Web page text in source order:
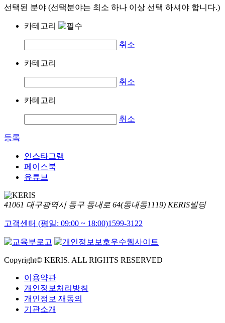
선택된 분야 (선택분야는 최소 하나 이상 선택 하셔야 합니다.)
카테고리
취소
카테고리
취소
카테고리
취소
등록
인스타그램
페이스북
유튜브
41061 대구광역시 동구 동내로 64(동내동1119) KERIS빌딩
고객센터 (평일: 09:00 ~ 18:00)1599-3122
Copyright© KERIS. ALL RIGHTS RESERVED
이용약관
개인정보처리방침
개인정보 재동의
기관소개